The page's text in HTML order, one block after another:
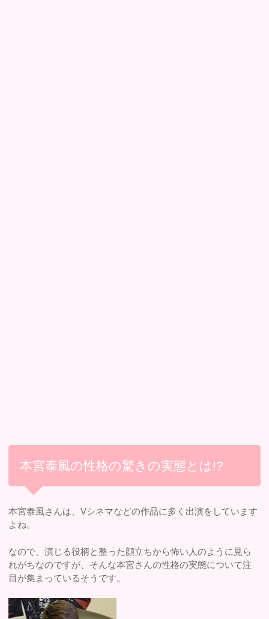
本宮泰風の性格の驚きの実態とは!?
本宮泰風さんは、Vシネマなどの作品に多く出演をしています
よね。
なので、演じる役柄と整った顔立ちから怖い人のように見ら
れがちなのですが、そんな本宮さんの性格の実態について注
目が集まっているそうです。